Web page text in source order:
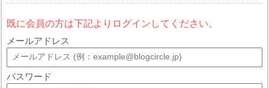
既に会員の方は下記よりログインしてください。
メールアドレス
パスワード